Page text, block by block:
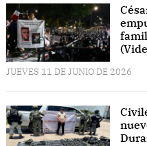
JUEVES 11 DE JUNIO DE 2026